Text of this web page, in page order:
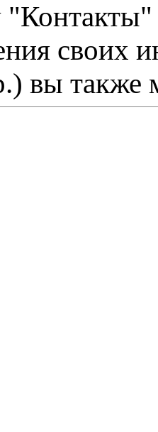
"Контакты"
своих
вы также